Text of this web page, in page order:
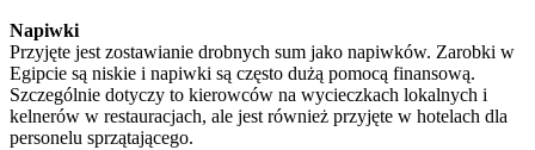
Napiwki
Przyjęte jest zostawianie drobnych sum jako napiwków. Zarobki w
Egipcie są niskie i napiwki są często dużą pomocą finansową.
Szczególnie dotyczy to kierowców na wycieczkach lokalnych i
kelnerów w restauracjach, ale jest również przyjęte w hotelach dla
personelu sprzątającego.